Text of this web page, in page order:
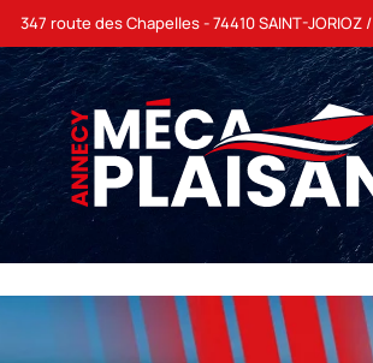
347 route des Chapelles - 74410 SAINT-JORIOZ /